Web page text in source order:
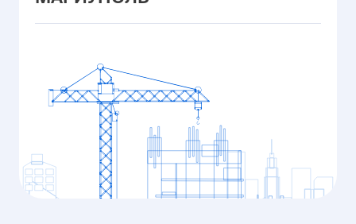
MAIL61@USIMAIL.RU
ул. Промышленная, 23
KISLOVODSK@USIMAIL.RU
пр-кт Строителей, 93А
SALES61@USIMAIL.RU